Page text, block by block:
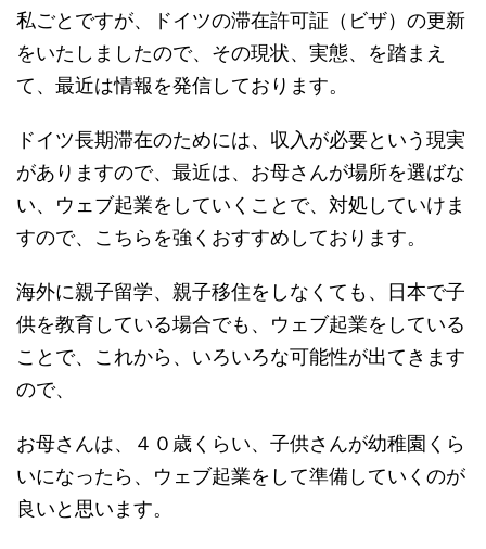
私ごとですが、ドイツの滞在許可証（ビザ）の更新
をいたしましたので、その現状、実態、を踏まえ
て、最近は情報を発信しております。
ドイツ長期滞在のためには、収入が必要という現実
がありますので、最近は、お母さんが場所を選ばな
い、ウェブ起業をしていくことで、対処していけま
すので、こちらを強くおすすめしております。
海外に親子留学、親子移住をしなくても、日本で子
供を教育している場合でも、ウェブ起業をしている
ことで、これから、いろいろな可能性が出てきます
ので、
お母さんは、４０歳くらい、子供さんが幼稚園くら
いになったら、ウェブ起業をして準備していくのが
良いと思います。